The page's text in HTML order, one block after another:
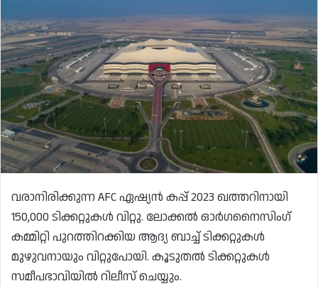
വരാനിരിക്കുന്ന AFC ഏഷ്യൻ കപ്പ് 2023 ഖത്തറിനായി
150,000 ടിക്കറ്റുകൾ വിറ്റു. ലോക്കൽ ഓർഗനൈസിംഗ്
കമ്മിറ്റി പുറത്തിറക്കിയ ആദ്യ ബാച്ച് ടിക്കറ്റുകൾ
മുഴുവനായും വിറ്റുപോയി. കൂടുതൽ ടിക്കറ്റുകൾ
സമീപഭാവിയിൽ റിലീസ് ചെയ്യും.